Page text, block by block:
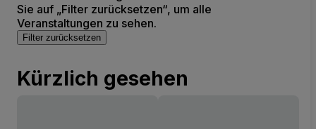
Sie auf „Filter zurücksetzen“, um alle
Veranstaltungen zu sehen.
Filter zurücksetzen
Kürzlich gesehen